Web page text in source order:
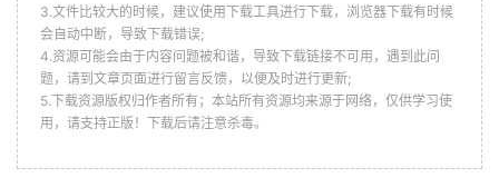
3.文件比较大的时候，建议使用下载工具进行下载，浏览器下载有时候
会自动中断，导致下载错误;
4.资源可能会由于内容问题被和谐，导致下载链接不可用，遇到此问
题，请到文章页面进行留言反馈，以便及时进行更新;
5.下载资源版权归作者所有；本站所有资源均来源于网络，仅供学习使
用，请支持正版！下载后请注意杀毒。